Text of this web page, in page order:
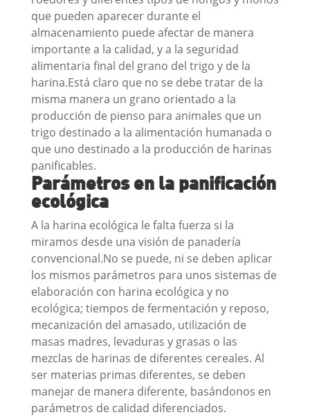
que pueden aparecer durante el
almacenamiento puede afectar de manera
importante a la calidad, y a la seguridad
alimentaria final del grano del trigo y de la
harina.Está claro que no se debe tratar de la
misma manera un grano orientado a la
producción de pienso para animales que un
trigo destinado a la alimentación humanada o
que uno destinado a la producción de harinas
panificables.
Parámetros en la panificación
ecológica
A la harina ecológica le falta fuerza si la
miramos desde una visión de panadería
convencional.No se puede, ni se deben aplicar
los mismos parámetros para unos sistemas de
elaboración con harina ecológica y no
ecológica; tiempos de fermentación y reposo,
mecanización del amasado, utilización de
masas madres, levaduras y grasas o las
mezclas de harinas de diferentes cereales. Al
ser materias primas diferentes, se deben
manejar de manera diferente, basándonos en
parámetros de calidad diferenciados.